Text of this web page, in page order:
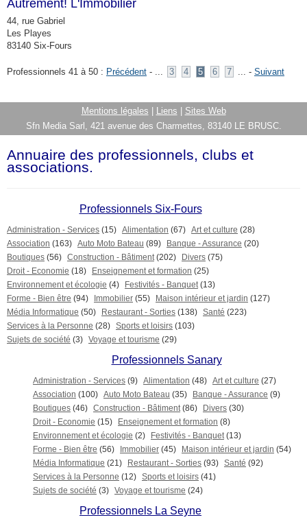
Autrement! L'Immobilier
44, rue Gabriel
Les Playes
83140 Six-Fours
Professionnels 41 à 50 : Précédent - ... 3 4 5 6 7 ... - Suivant
Mentions légales Liens
Sites Web
Sfn Media Sarl, 421 avenue des Charmettes, 83140 LE BRUSC.
Annuaire des professionnels, clubs et
associations.
Professionnels Six-Fours
Administration - Services (15) Alimentation (67) Art et culture (28)
Association (163) Auto Moto Bateau (89) Banque - Assurance (20)
Boutiques (56) Construction - Bâtiment (202) Divers (75)
Droit - Economie (18) Enseignement et formation (25)
Environnement et écologie (4) Festivités - Banquet (13)
Forme - Bien être (94) Immobilier (55) Maison intérieur et jardin (127)
Média Informatique (50) Restaurant - Sorties (138) Santé (223)
Services à la Personne (28) Sports et loisirs (103)
Sujets de société (3) Voyage et tourisme (29)
Professionnels Sanary
Administration - Services (9) Alimentation (48) Art et culture (27)
Association (100) Auto Moto Bateau (35) Banque - Assurance (9)
Boutiques (46) Construction - Bâtiment (86) Divers (30)
Droit - Economie (15) Enseignement et formation (8)
Environnement et écologie (2) Festivités - Banquet (13)
Forme - Bien être (56) Immobilier (45) Maison intérieur et jardin (54)
Média Informatique (21) Restaurant - Sorties (93) Santé (92)
Services à la Personne (12) Sports et loisirs (41)
Sujets de société (3) Voyage et tourisme (24)
Professionnels La Seyne